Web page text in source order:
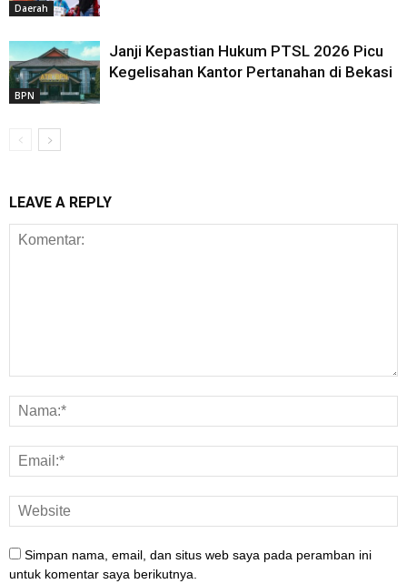
Daerah
BPN
Janji Kepastian Hukum PTSL 2026 Picu
Kegelisahan Kantor Pertanahan di Bekasi
LEAVE A REPLY
Simpan nama, email, dan situs web saya pada peramban ini
untuk komentar saya berikutnya.